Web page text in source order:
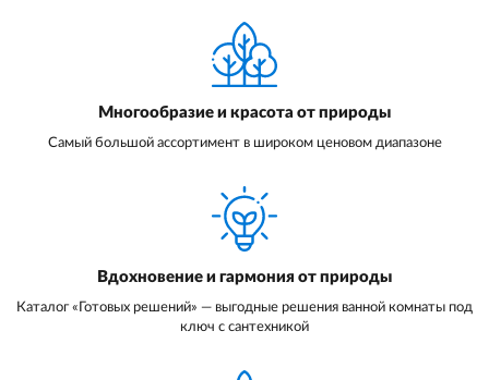
Многообразие и красота от природы
Самый большой ассортимент в широком ценовом диапазоне
Вдохновение и гармония от природы
Каталог «Готовых решений» — выгодные решения ванной комнаты под
ключ с сантехникой